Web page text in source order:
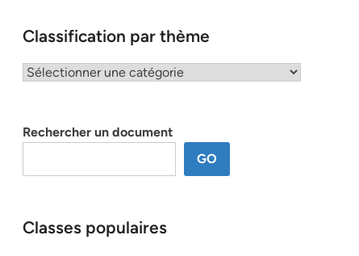
Classification par thème
Classification
Rechercher un document
GO
Classes populaires